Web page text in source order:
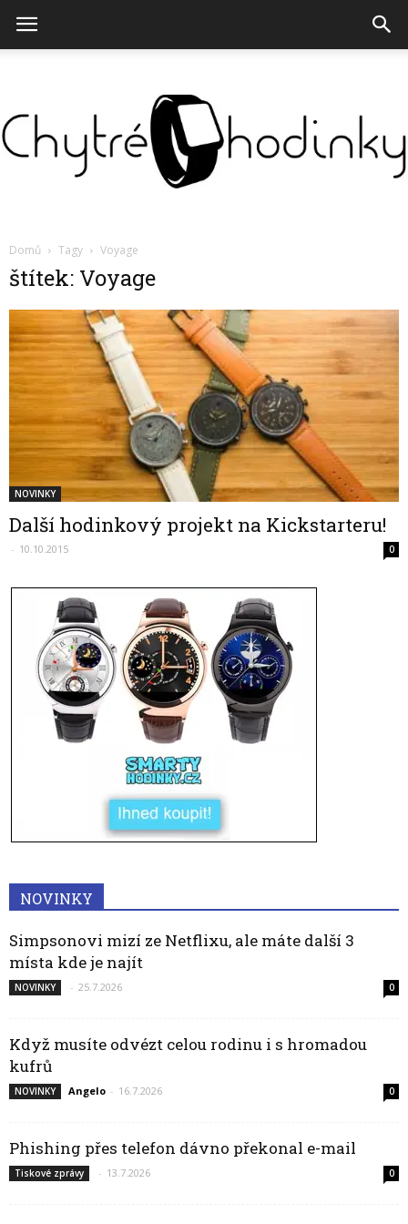
hodinky
Domů Tagy Voyage
štítek: Voyage
NOVINKY
Další hodinkový projekt na Kickstarteru!
- 10.10.2015 0
NOVINKY
Simpsonovi mizí ze Netflixu, ale máte další 3
místa kde je najít
NOVINKY - 25.7.2026 0
Když musíte odvézt celou rodinu i s hromadou
kufrů
NOVINKY Angelo - 16.7.2026 0
Phishing přes telefon dávno překonal e-mail
Tiskové zprávy - 13.7.2026 0